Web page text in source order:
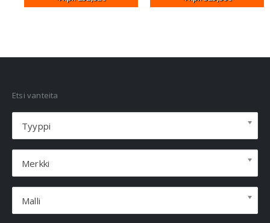
Etsi vanteita
Tyyppi
Merkki
Malli